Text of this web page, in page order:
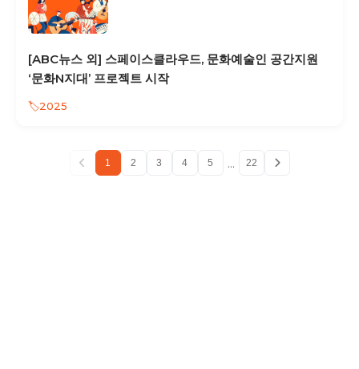
[ABC뉴스 외] 스페이스클라우드, 문화예술인 공간지원
‘문화N지대’ 프로젝트 시작
2025
1 2 3 4 5 ... 22